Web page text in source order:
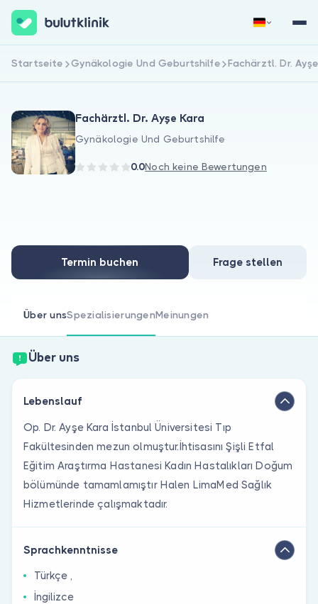
Sind Sie Arzt?
Jetzt registrieren Anmelden
Startseite Gynäkologie Und Geburtshilfe Fachärztl. Dr.
Fachärztl. Dr. Ayşe Kara
Gynäkologie Und Geburtshilfe
0.0Noch keine Bewertungen
Termin buchen Frage stellen
Über unsSpezialisierungenMeinungen
Über uns
Lebenslauf
Op. Dr. Ayşe Kara İstanbul Üniversitesi Tıp
Fakültesinden mezun olmuştur.İhtisasını Şişli Etfal
Eğitim Araştırma Hastanesi Kadın Hastalıkları Doğum
bölümünde tamamlamıştır Halen LimaMed Sağlık
Hizmetlerinde çalışmaktadır.
Sprachkenntnisse
Türkçe ,
İngilizce